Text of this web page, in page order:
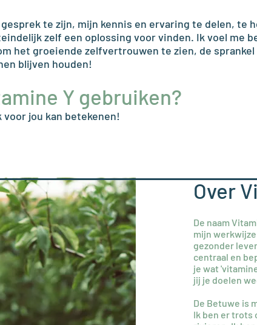
te zijn, mijn kennis en ervaring te delen, te
zelf een oplossing voor vinden. Ik voel me
het groeiende zelfvertrouwen te zien, de
blijven houden!
Y gebruiken?
jou kan betekenen!
Over
De naam
mijn
gezonder
centraal en
je wat
jij je doelen
De Betuwe is
Ik ben er trots